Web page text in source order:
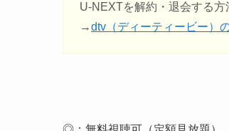
U-NEXTを解約・退会する方
→dtv（ディーティービー）